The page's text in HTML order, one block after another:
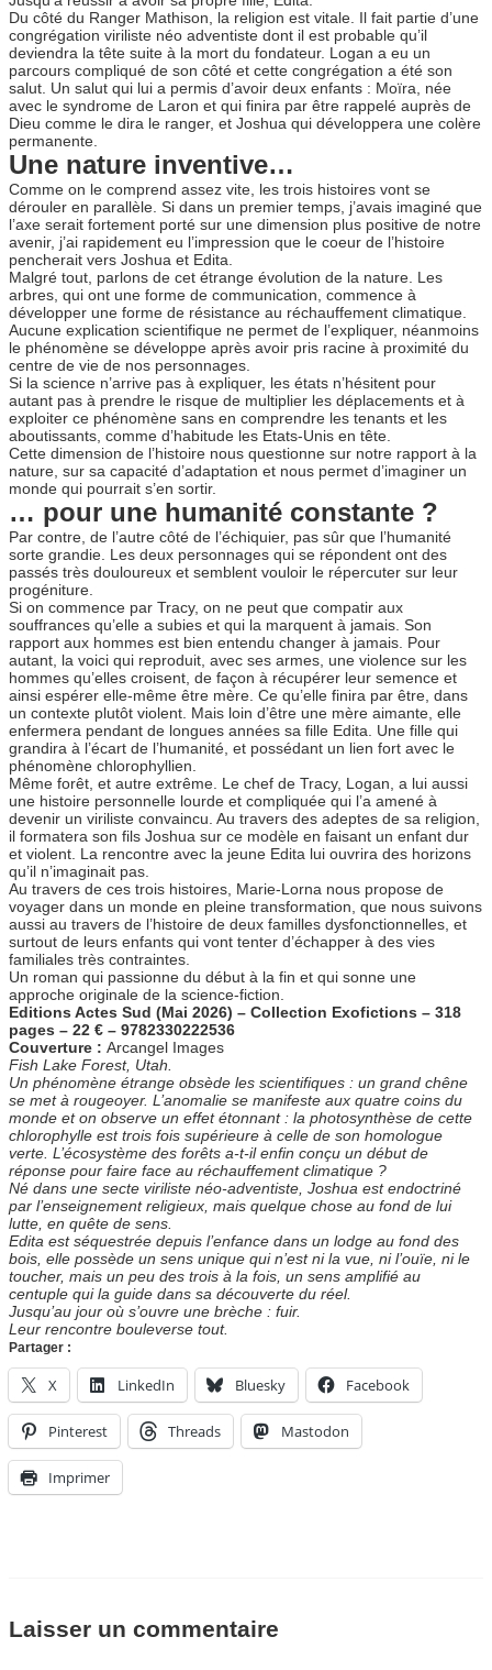
Du côté du Ranger Mathison, la religion est vitale. Il fait partie d’une
congrégation viriliste néo adventiste dont il est probable qu’il
deviendra la tête suite à la mort du fondateur. Logan a eu un
parcours compliqué de son côté et cette congrégation a été son
salut. Un salut qui lui a permis d’avoir deux enfants : Moïra, née
avec le syndrome de Laron et qui finira par être rappelé auprès de
Dieu comme le dira le ranger, et Joshua qui développera une colère
permanente.
Une nature inventive…
Comme on le comprend assez vite, les trois histoires vont se
dérouler en parallèle. Si dans un premier temps, j’avais imaginé que
l’axe serait fortement porté sur une dimension plus positive de notre
avenir, j’ai rapidement eu l’impression que le coeur de l’histoire
pencherait vers Joshua et Edita.
Malgré tout, parlons de cet étrange évolution de la nature. Les
arbres, qui ont une forme de communication, commence à
développer une forme de résistance au réchauffement climatique.
Aucune explication scientifique ne permet de l’expliquer, néanmoins
le phénomène se développe après avoir pris racine à proximité du
centre de vie de nos personnages.
Si la science n’arrive pas à expliquer, les états n’hésitent pour
autant pas à prendre le risque de multiplier les déplacements et à
exploiter ce phénomène sans en comprendre les tenants et les
aboutissants, comme d’habitude les Etats-Unis en tête.
Cette dimension de l’histoire nous questionne sur notre rapport à la
nature, sur sa capacité d’adaptation et nous permet d’imaginer un
monde qui pourrait s’en sortir.
… pour une humanité constante ?
Par contre, de l’autre côté de l’échiquier, pas sûr que l’humanité
sorte grandie. Les deux personnages qui se répondent ont des
passés très douloureux et semblent vouloir le répercuter sur leur
progéniture.
Si on commence par Tracy, on ne peut que compatir aux
souffrances qu’elle a subies et qui la marquent à jamais. Son
rapport aux hommes est bien entendu changer à jamais. Pour
autant, la voici qui reproduit, avec ses armes, une violence sur les
hommes qu’elles croisent, de façon à récupérer leur semence et
ainsi espérer elle-même être mère. Ce qu’elle finira par être, dans
un contexte plutôt violent. Mais loin d’être une mère aimante, elle
enfermera pendant de longues années sa fille Edita. Une fille qui
grandira à l’écart de l’humanité, et possédant un lien fort avec le
phénomène chlorophyllien.
Même forêt, et autre extrême. Le chef de Tracy, Logan, a lui aussi
une histoire personnelle lourde et compliquée qui l’a amené à
devenir un viriliste convaincu. Au travers des adeptes de sa religion,
il formatera son fils Joshua sur ce modèle en faisant un enfant dur
et violent. La rencontre avec la jeune Edita lui ouvrira des horizons
qu’il n’imaginait pas.
Au travers de ces trois histoires, Marie-Lorna nous propose de
voyager dans un monde en pleine transformation, que nous suivons
aussi au travers de l’histoire de deux familles dysfonctionnelles, et
surtout de leurs enfants qui vont tenter d’échapper à des vies
familiales très contraintes.
Un roman qui passionne du début à la fin et qui sonne une
approche originale de la science-fiction.
Editions Actes Sud (Mai 2026) – Collection Exofictions – 318
pages – 22 € – 9782330222536
Couverture : Arcangel Images
Fish Lake Forest, Utah.
Un phénomène étrange obsède les scientifiques : un grand chêne
se met à rougeoyer. L’anomalie se manifeste aux quatre coins du
monde et on observe un effet étonnant : la photosynthèse de cette
chlorophylle est trois fois supérieure à celle de son homologue
verte. L’écosystème des forêts a-t-il enfin conçu un début de
réponse pour faire face au réchauffement climatique ?
Né dans une secte viriliste néo-adventiste, Joshua est endoctriné
par l’enseignement religieux, mais quelque chose au fond de lui
lutte, en quête de sens.
Edita est séquestrée depuis l’enfance dans un lodge au fond des
bois, elle possède un sens unique qui n’est ni la vue, ni l’ouïe, ni le
toucher, mais un peu des trois à la fois, un sens amplifié au
centuple qui la guide dans sa découverte du réel.
Jusqu’au jour où s’ouvre une brèche : fuir.
Leur rencontre bouleverse tout.
Partager :
X LinkedIn Bluesky Facebook
Pinterest Threads Mastodon
Imprimer
Laisser un commentaire